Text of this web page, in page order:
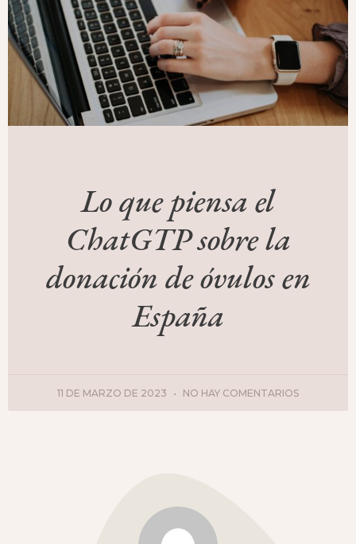
Lo que piensa el
ChatGTP sobre la
donación de óvulos en
España
11 DE MARZO DE 2023 NO HAY COMENTARIOS